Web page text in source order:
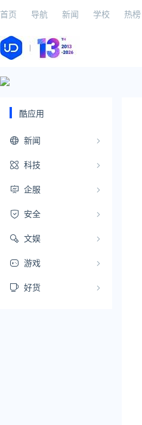
首页 导航 新闻 学校 热榜
酷应用
新闻
科技
企服
安全
文娱
游戏
好货